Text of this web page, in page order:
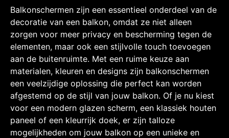
Balkonschermen zijn een essentieel onderdeel van de
decoratie van een balkon, omdat ze niet alleen
zorgen voor meer privacy en bescherming tegen de
elementen, maar ook een stijlvolle touch toevoegen
aan de buitenruimte. Met een ruime keuze aan
materialen, kleuren en designs zijn balkonschermen
een veelzijdige oplossing die perfect kan worden
afgestemd op de stijl van jouw balkon. Of je nu kiest
voor een modern glazen scherm, een klassiek houten
paneel of een kleurrijk doek, er zijn talloze
mogelijkheden om jouw balkon op een unieke en